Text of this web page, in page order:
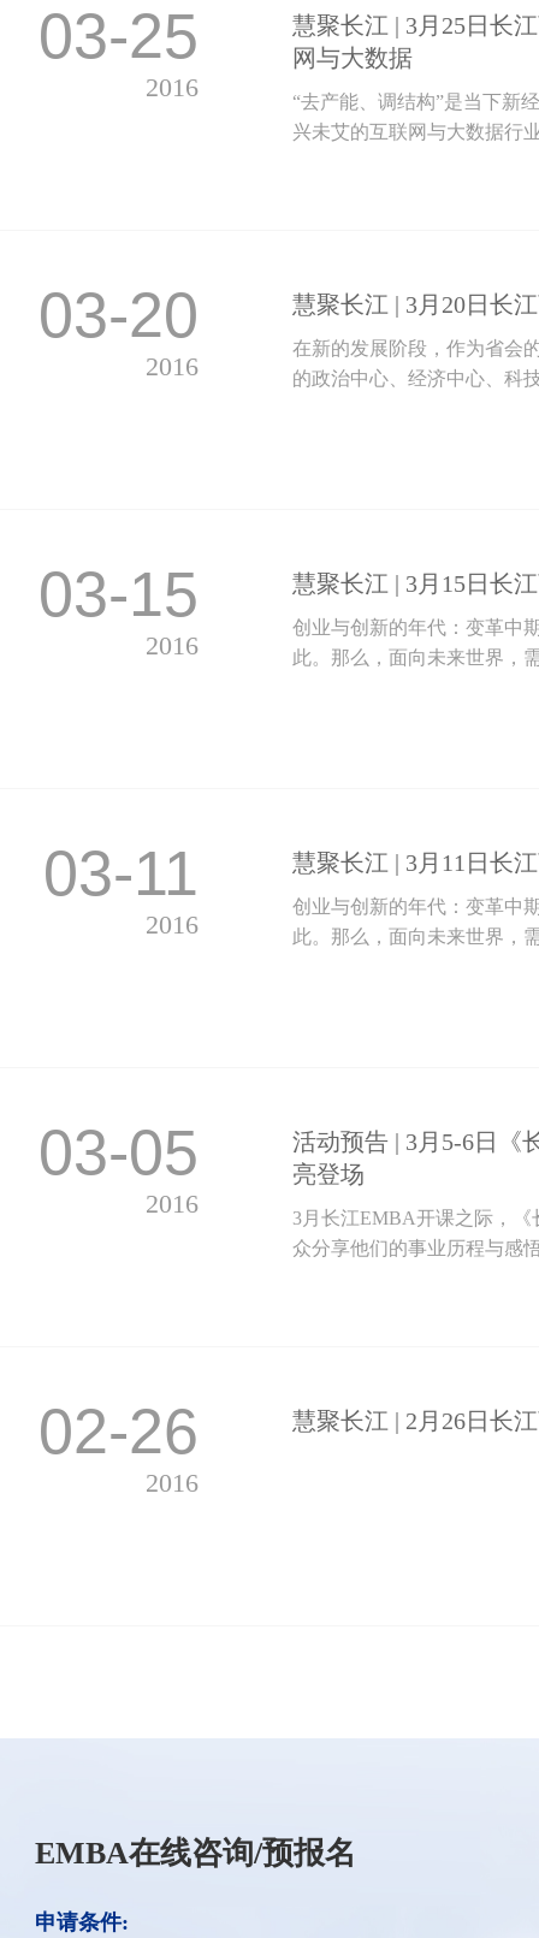
03-25
2016
慧聚长江 | 3月25日长
网与大数据
“去产能、调结构”是当下新
兴未艾的互联网与大数据行
03-20
2016
慧聚长江 | 3月20日长
在新的发展阶段，作为省会
的政治中心、经济中心、科
03-15
2016
慧聚长江 | 3月15日长
创业与创新的年代：变革中
此。那么，面向未来世界，
03-11
2016
慧聚长江 | 3月11日长
创业与创新的年代：变革中
此。那么，面向未来世界，
03-05
2016
活动预告 | 3月5-6日《
亮登场
3月长江EMBA开课之际，
众分享他们的事业历程与感
02-26
2016
慧聚长江 | 2月26日长
EMBA在线咨询/预报名
申请条件: